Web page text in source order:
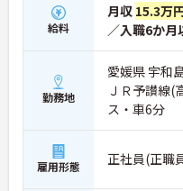
給料
月収 15.3万
／入職6か月
勤務地
愛媛県 宇和
ＪＲ予讃線(
ス・車6分
雇用形態 正社員(正職